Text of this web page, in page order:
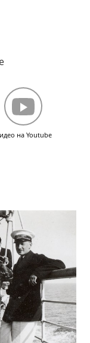
Вар.
Мушка
О работе отца
О бытовых деталях
жизнь мелких
Соболев.
жандарма,
доме в лесу.
друидизме
поле. Сапожки
на Youtube